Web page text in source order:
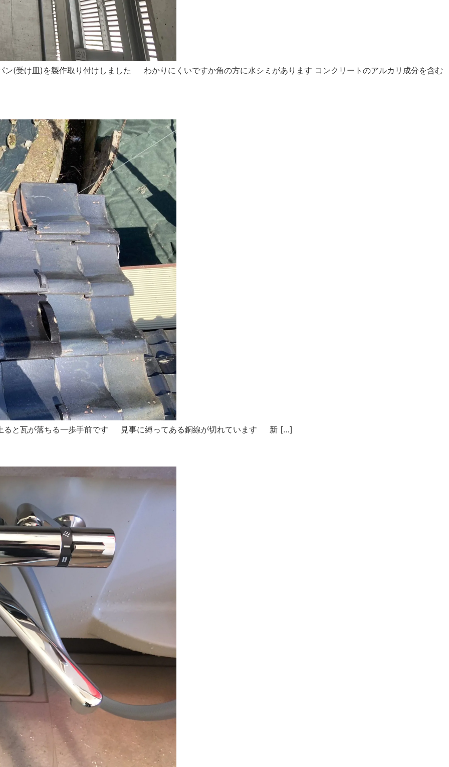
(受け皿)を製作取り付けしました わかりにくいですか角の方に水シミがあります コンクリートのアルカリ成分を含む
と瓦が落ちる一歩手前です 見事に縛ってある銅線が切れています 新 […]